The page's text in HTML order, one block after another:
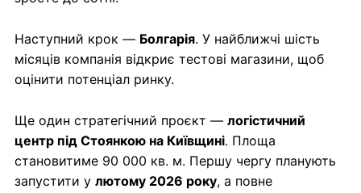
Наступний крок — Болгарія. У найближчі шість
місяців компанія відкриє тестові магазини, щоб
оцінити потенціал ринку.
Ще один стратегічний проєкт — логістичний
центр під Стоянкою на Київщині. Площа
становитиме 90 000 кв. м. Першу чергу планують
запустити у лютому 2026 року, а повне